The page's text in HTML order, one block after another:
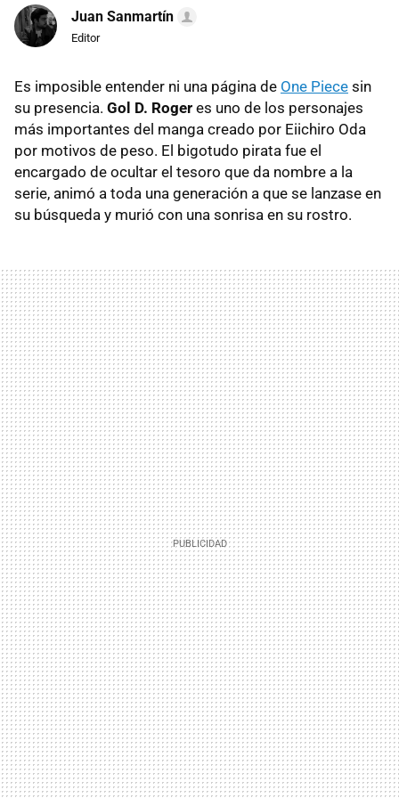
Juan Sanmartín
Editor
Es imposible entender ni una página de One Piece sin
su presencia. Gol D. Roger es uno de los personajes
más importantes del manga creado por Eiichiro Oda
por motivos de peso. El bigotudo pirata fue el
encargado de ocultar el tesoro que da nombre a la
serie, animó a toda una generación a que se lanzase en
su búsqueda y murió con una sonrisa en su rostro.